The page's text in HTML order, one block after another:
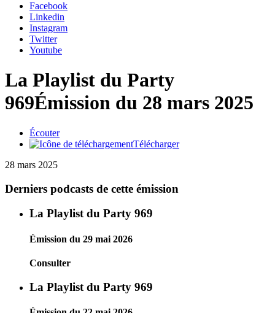
Facebook
Linkedin
Instagram
Twitter
Youtube
La Playlist du Party
969Émission du 28 mars 2025
Écouter
Télécharger
28 mars 2025
Derniers podcasts de cette émission
La Playlist du Party 969
Émission du 29 mai 2026
Consulter
La Playlist du Party 969